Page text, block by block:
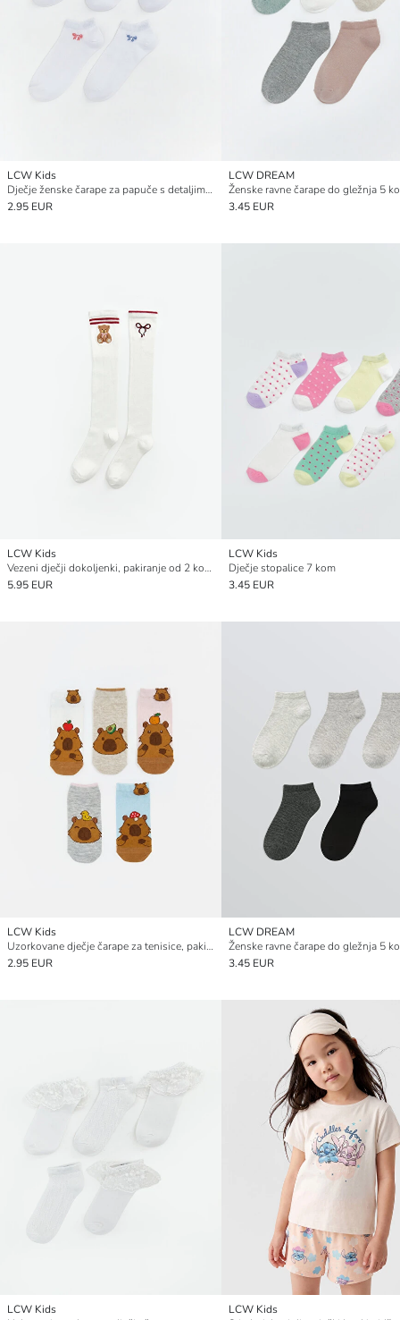
LCW Kids
Dječje ženske čarape za papuče s detaljima mašne (5 kom)
2.95 EUR
LCW DREAM
Ženske ravne čarape do gležnja 5
3.45 EUR
LCW Kids
Vezeni dječji dokoljenki, pakiranje od 2 komada
5.95 EUR
LCW Kids
Dječje stopalice 7 kom
3.45 EUR
LCW Kids
Uzorkovane dječje čarape za tenisice, pakiranje od 5 komada
2.95 EUR
LCW DREAM
3.45 EUR
LCW Kids
LCW Kids